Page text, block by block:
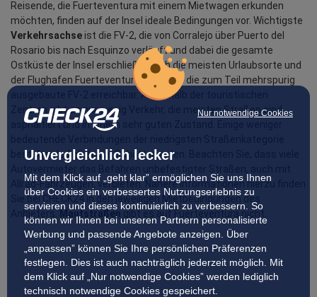
Nur notwendige Cookies
Unvergleichlich lecker
Mit dem Klick auf „geht klar” ermöglichen Sie uns Ihnen
über Cookies ein verbessertes Nutzungserlebnis zu
servieren und dieses kontinuierlich zu verbessern. So
können wir Ihnen bei unseren Partnern personalisierte
Werbung und passende Angebote anzeigen. Über
„anpassen” können Sie Ihre persönlichen Präferenzen
festlegen. Dies ist auch nachträglich jederzeit möglich. Mit
dem Klick auf „Nur notwendige Cookies” werden lediglich
technisch notwendige Cookies gespeichert.
Reisende, die Fuerteventura mit einem Mietwagen erkunden
Verkehrsachse ist die FV-2, die von Corralejo über Puerto del
Rosario bis nach Esquinzo verläuft und dabei die gesamte
Ostküste der Insel erschließt. Auch die meisten Urlaubsorte und
der Flughafen Fuerteventura sind über die zum Teil mehrspurig
ausgebaute FV-2 erreichbar. Außerhalb der touristischen
Zentren gibt es nur wenig Verkehr, die meisten Straßen sind
asphaltiert und in einem sehr guten Zustand. Einige weniger
bestehen lediglich aus Schotterpisten. Beachten Sie, dass viele
Allrad-Fahrzeugen, verbieten. Nähere Informationen hierzu finden
Sie bei CHECK24 in den jeweiligen Mietbedingungen des